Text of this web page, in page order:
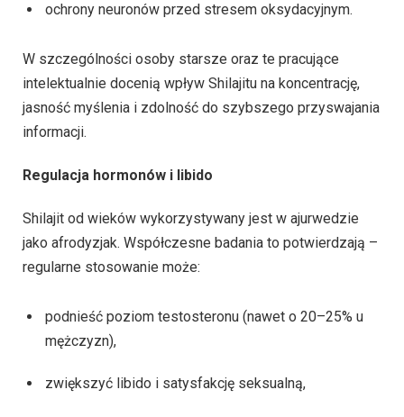
ochrony neuronów przed stresem oksydacyjnym.
W szczególności osoby starsze oraz te pracujące
intelektualnie docenią wpływ Shilajitu na koncentrację,
jasność myślenia i zdolność do szybszego przyswajania
informacji.
Regulacja hormonów i libido
Shilajit od wieków wykorzystywany jest w ajurwedzie
jako afrodyzjak. Współczesne badania to potwierdzają –
regularne stosowanie może:
podnieść poziom testosteronu (nawet o 20–25% u
mężczyzn),
zwiększyć libido i satysfakcję seksualną,